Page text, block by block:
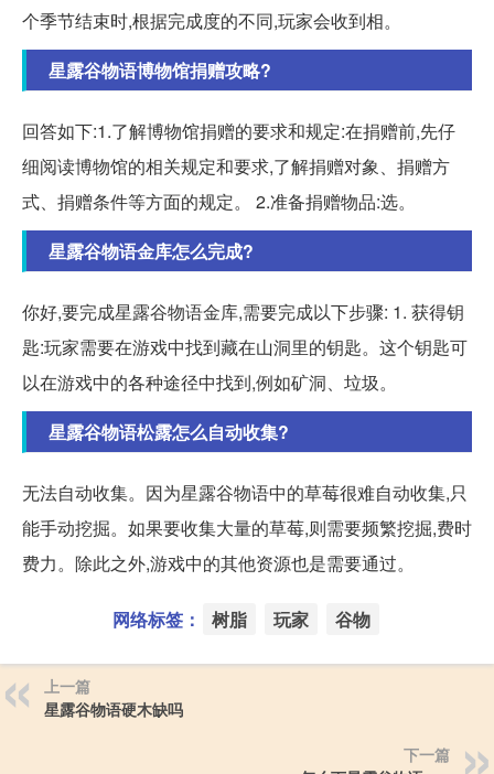
个季节结束时,根据完成度的不同,玩家会收到相。
星露谷物语博物馆捐赠攻略?
回答如下:1.了解博物馆捐赠的要求和规定:在捐赠前,先仔
细阅读博物馆的相关规定和要求,了解捐赠对象、捐赠方
式、捐赠条件等方面的规定。 2.准备捐赠物品:选。
星露谷物语金库怎么完成?
你好,要完成星露谷物语金库,需要完成以下步骤: 1. 获得钥
匙:玩家需要在游戏中找到藏在山洞里的钥匙。这个钥匙可
以在游戏中的各种途径中找到,例如矿洞、垃圾。
星露谷物语松露怎么自动收集?
无法自动收集。因为星露谷物语中的草莓很难自动收集,只
能手动挖掘。如果要收集大量的草莓,则需要频繁挖掘,费时
费力。除此之外,游戏中的其他资源也是需要通过。
网络标签： 树脂 玩家 谷物
上一篇
星露谷物语硬木缺吗
下一篇